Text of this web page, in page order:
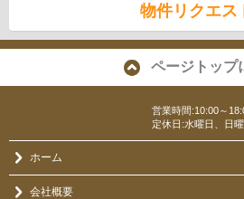
物件リクエス
ページトップ
営業時間:10:00～
定休日:水曜日、日曜
ホーム
会社概要